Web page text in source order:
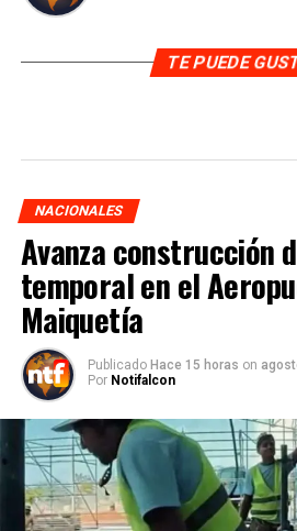
TE PUEDE
NACIONALES
Avanza construcción
temporal en el
Maiquetía
Publicado Hace 15 horas on
Por Notifalcon